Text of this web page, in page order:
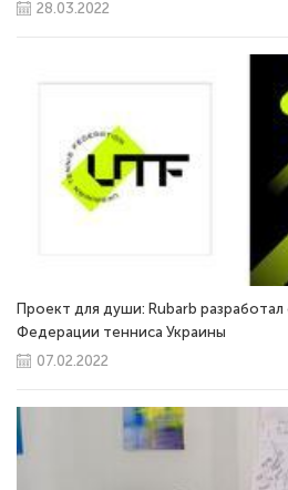
28.03.2022
Проект для души: Rubarb
Федерации тенниса Украины
07.02.2022